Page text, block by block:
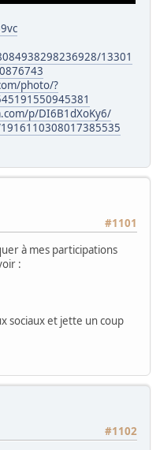
13301
photo/?
p/DI6B1dXoKy6/
#1101
à mes participations
:
sociaux et jette un coup
#1102